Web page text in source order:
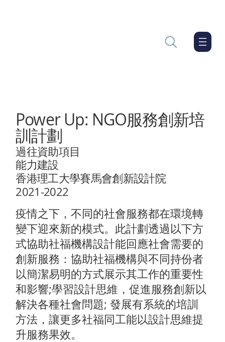
Power Up: NGO服務創新培
訓計劃
過往資助項目
能力建設
香港理工大學賽馬會創新設計院
2021-2022
疫情之下，不同的社會服務都在環境轉
變下迎來新的模式。此計劃透過以下方
式協助社福機構設計能回應社會需要的
創新服務：協助社福機構與不同持份者
以簡潔易明的方式展示其工作的重要性
和影響;學習設計思維，促進服務創新以
解決各種社會問題; 發展有系統的培訓
方法，讓更多社福同工能以設計思維提
升服務果效。